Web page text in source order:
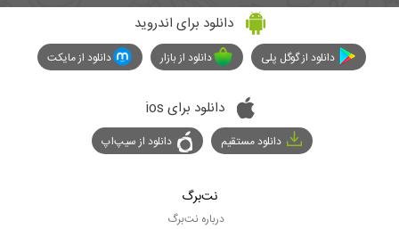
دانلود برای اندروید
دانلود از گوگل پلی دانلود از بازار دانلود از مایکت
دانلود برای ios
دانلود مستقیم دانلود از سیپ‌اپ
نت‌برگ
درباره نت‌برگ